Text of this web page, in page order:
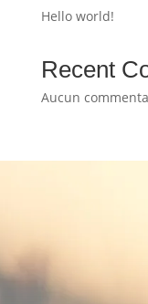
Hello world!
Recent
Aucun